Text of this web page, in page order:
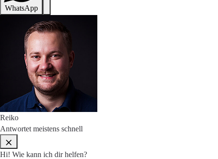
WhatsApp
Reiko
Antwortet meistens schnell
Hi! Wie kann ich dir helfen?